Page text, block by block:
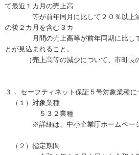
て最近１カ月の売上高
等が前年同月に比して２０％以上減
の後２カ月を含む３カ
月間の売上高等が前年同期に比して
とが見込まれること。
（売上高等の減少について、市町長の
３． セーフティネット保証５号対象業種に
（１）対象業種
５３２業種
※詳細は、中小企業庁ホームページ
（２）指定期間